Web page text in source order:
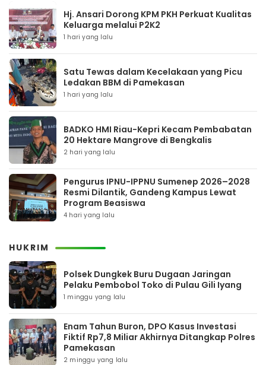
Hj. Ansari Dorong KPM PKH Perkuat Kualitas
Keluarga melalui P2K2
1 hari yang lalu
Satu Tewas dalam Kecelakaan yang Picu
Ledakan BBM di Pamekasan
1 hari yang lalu
BADKO HMI Riau-Kepri Kecam Pembabatan
20 Hektare Mangrove di Bengkalis
2 hari yang lalu
Pengurus IPNU-IPPNU Sumenep 2026–2028
Resmi Dilantik, Gandeng Kampus Lewat
Program Beasiswa
4 hari yang lalu
HUKRIM
Polsek Dungkek Buru Dugaan Jaringan
Pelaku Pembobol Toko di Pulau Gili Iyang
1 minggu yang lalu
Enam Tahun Buron, DPO Kasus Investasi
Fiktif Rp7,8 Miliar Akhirnya Ditangkap Polres
Pamekasan
2 minggu yang lalu